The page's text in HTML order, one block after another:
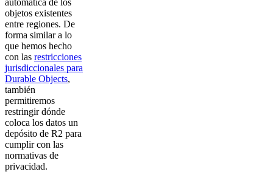
automática de los
objetos existentes
entre regiones. De
forma similar a lo
que hemos hecho
con las restricciones
jurisdiccionales para
Durable Objects,
también
permitiremos
restringir dónde
coloca los datos un
depósito de R2 para
cumplir con las
normativas de
privacidad.